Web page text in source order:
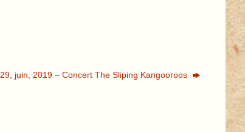
juin, 2019 – Concert The Sliping Kangooroos